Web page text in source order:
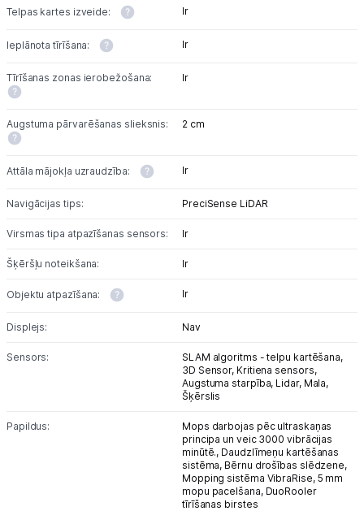
Telpas kartes izveide: Ir
Ieplānota tīrīšana: Ir
Tīrīšanas zonas ierobežošana: Ir
Augstuma pārvarēšanas slieksnis: 2 cm
Attāla mājokļa uzraudzība: Ir
Navigācijas tips: PreciSense LiDAR
Virsmas tipa atpazīšanas sensors: Ir
Šķēršļu noteikšana: Ir
Objektu atpazīšana: Ir
Displejs: Nav
Sensors:
SLAM algoritms - telpu kartēšana,
3D Sensor, Kritiena sensors,
Augstuma starpība, Lidar, Mala,
Šķērslis
Papildus:
Mops darbojas pēc ultraskaņas
principa un veic 3000 vibrācijas
minūtē., Daudzlīmeņu kartēšanas
sistēma, Bērnu drošības slēdzene,
Mopping sistēma VibraRise, 5 mm
mopu pacelšana, DuoRooler
tīrīšanas birstes